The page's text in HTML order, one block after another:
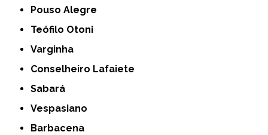
Pouso Alegre
Teófilo Otoni
Varginha
Conselheiro Lafaiete
Sabará
Vespasiano
Barbacena